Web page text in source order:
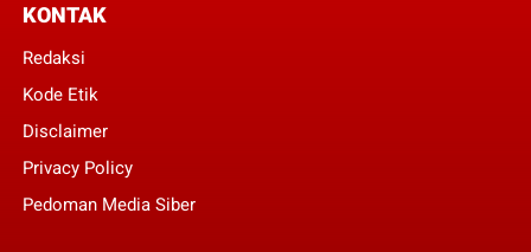
KONTAK
Redaksi
Kode Etik
Disclaimer
Privacy Policy
Pedoman Media Siber